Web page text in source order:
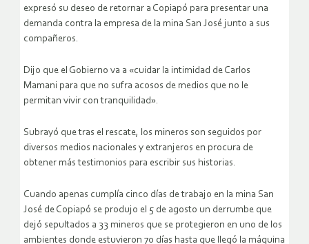
expresó su deseo de retornar a Copiapó para presentar una
demanda contra la empresa de la mina San José junto a sus
compañeros.
Dijo que el Gobierno va a «cuidar la intimidad de Carlos
Mamani para que no sufra acosos de medios que no le
permitan vivir con tranquilidad».
Subrayó que tras el rescate, los mineros son seguidos por
diversos medios nacionales y extranjeros en procura de
obtener más testimonios para escribir sus historias.
Cuando apenas cumplía cinco días de trabajo en la mina San
José de Copiapó se produjo el 5 de agosto un derrumbe que
dejó sepultados a 33 mineros que se protegieron en uno de los
ambientes donde estuvieron 70 días hasta que llegó la máquina